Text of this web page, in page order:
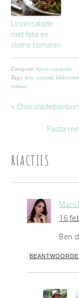
Linzensalade
met feta en
slome tomaten
Categorie:Geen categorie
Tags:feta gezond ,
tomaat
«
Pasta
REACTIES
16
Ben